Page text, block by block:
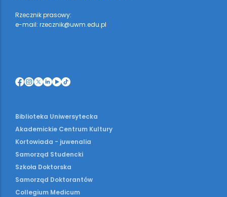
Rzecznik prasowy:
e-mail: rzecznik@uwm.edu.pl
Biblioteka Uniwersytecka
Akademickie Centrum Kultury
Kortowiada - juwenalia
Samorząd Studencki
Szkoła Doktorska
Samorząd Doktorantów
Collegium Medicum